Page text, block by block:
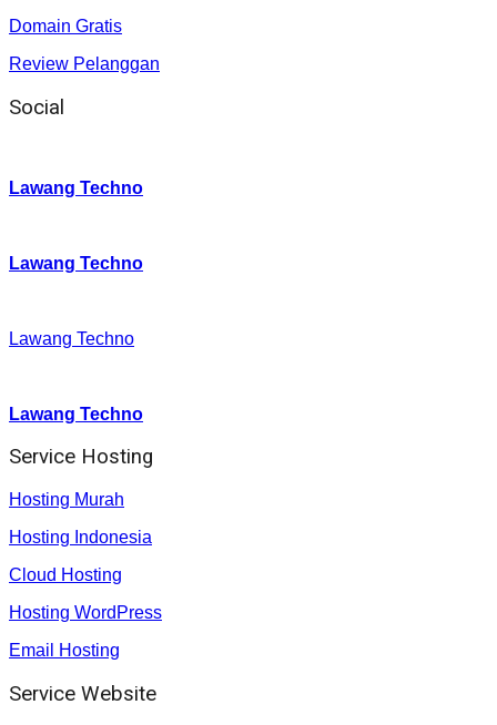
Domain Gratis
Review Pelanggan
Social
Lawang Techno
Lawang Techno
Lawang Techno
Lawang Techno
Service Hosting
Hosting Murah
Hosting Indonesia
Cloud Hosting
Hosting WordPress
Email Hosting
Service Website